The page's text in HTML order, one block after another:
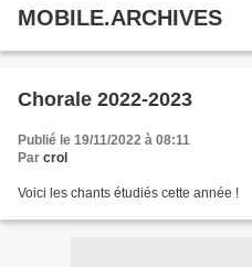
MOBILE.ARCHIVES
Chorale 2022-2023
Publié le 19/11/2022 à 08:11
Par crol
Voici les chants étudiés cette année !